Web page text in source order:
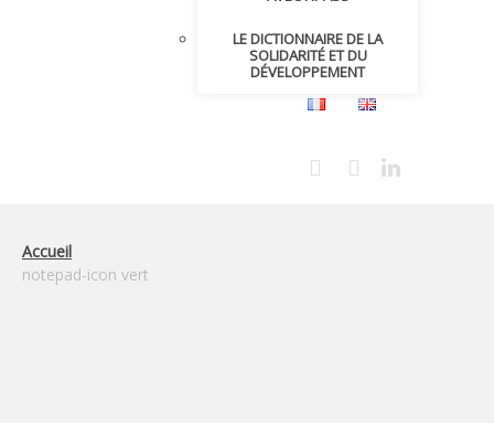
LE DICTIONNAIRE DE LA
SOLIDARITÉ ET DU
DÉVELOPPEMENT
Accueil
notepad-icon vert